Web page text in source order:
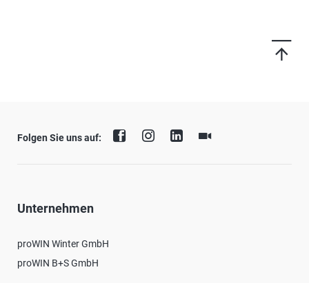
Folgen Sie uns auf:
Unternehmen
proWIN Winter GmbH
proWIN B+S GmbH